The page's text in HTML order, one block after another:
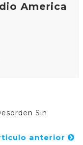
America
Sin
anterior